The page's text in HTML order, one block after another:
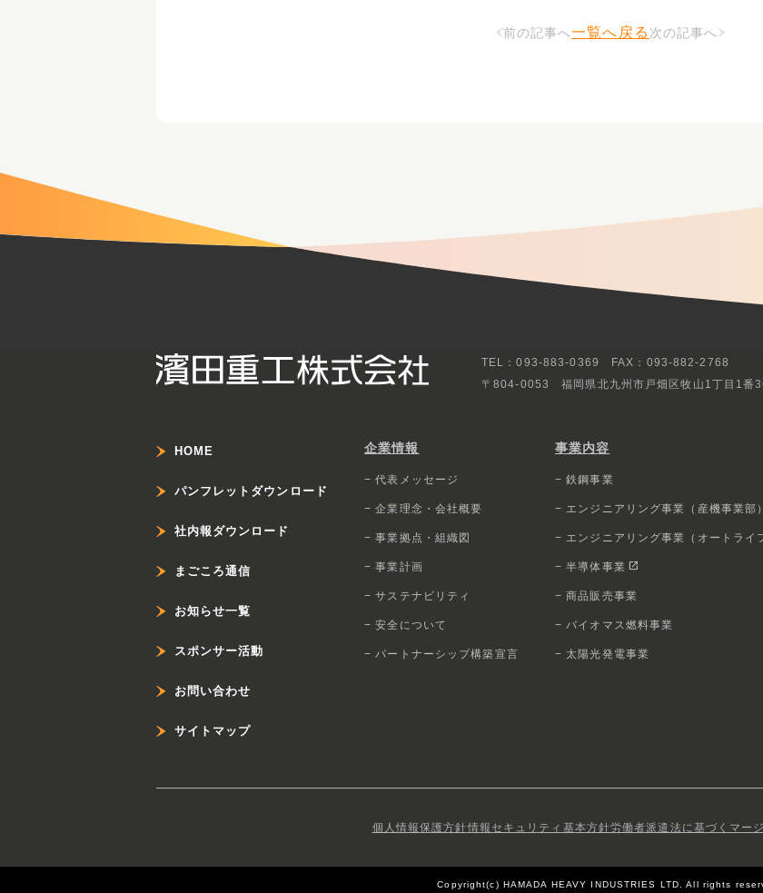
前の記事へ一覧へ戻る 次の記事へ
TEL：093-883-0369 FAX：093-882-2768
〒804-0053福岡県北九州市戸畑区牧山1丁目1番
HOME
パンフレットダウンロード
社内報ダウンロード
まごころ通信
お知らせ一覧
スポンサー活動
お問い合わせ
サイトマップ
企業情報
− 代表メッセージ
− 企業理念・会社概要
− 事業拠点・組織図
− 事業計画
− サステナビリティ
− 安全について
− パートナーシップ構築宣言
事業内容
− 鉄鋼事業
− エンジニアリング事業（産機事業部）
− エンジニアリング事業（オートライ
− 半導体事業 open_in_new
− 商品販売事業
− バイオマス燃料事業
− 太陽光発電事業
個人情報保護方針情報セキュリティ基本方針労働者派遣法に基づくマー
Copyright(c) HAMADA HEAVY INDUSTRIES LTD.All rights